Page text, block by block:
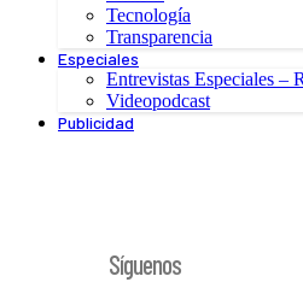
Tecnología
Transparencia
Especiales
Entrevistas Especiales –
Videopodcast
Publicidad
Síguenos